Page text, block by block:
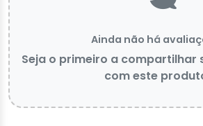
Ainda não há
Seja o primeiro a compartilhar
com este